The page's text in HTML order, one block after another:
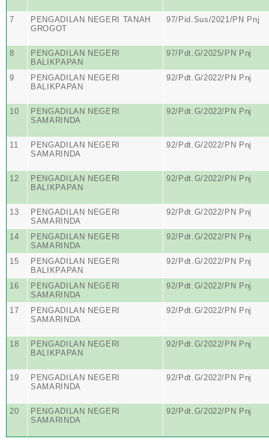
7
PENGADILAN NEGERI TANAH
GROGOT
97/Pid.Sus/2021/PN Pnj
8
PENGADILAN NEGERI
BALIKPAPAN
97/Pdt.G/2025/PN Pnj
9
PENGADILAN NEGERI
BALIKPAPAN
92/Pdt.G/2022/PN Pnj
10
PENGADILAN NEGERI
SAMARINDA
92/Pdt.G/2022/PN Pnj
11
PENGADILAN NEGERI
SAMARINDA
92/Pdt.G/2022/PN Pnj
12
PENGADILAN NEGERI
BALIKPAPAN
92/Pdt.G/2022/PN Pnj
13
PENGADILAN NEGERI
SAMARINDA
92/Pdt.G/2022/PN Pnj
14
PENGADILAN NEGERI
SAMARINDA
92/Pdt.G/2022/PN Pnj
15
PENGADILAN NEGERI
BALIKPAPAN
92/Pdt.G/2022/PN Pnj
16
PENGADILAN NEGERI
SAMARINDA
92/Pdt.G/2022/PN Pnj
17
PENGADILAN NEGERI
SAMARINDA
92/Pdt.G/2022/PN Pnj
18
PENGADILAN NEGERI
BALIKPAPAN
92/Pdt.G/2022/PN Pnj
19
PENGADILAN NEGERI
SAMARINDA
92/Pdt.G/2022/PN Pnj
20
PENGADILAN NEGERI
SAMARINDA
92/Pdt.G/2022/PN Pnj